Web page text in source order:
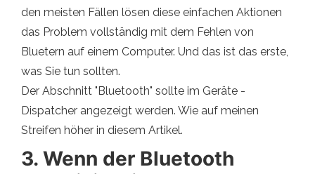
den meisten Fällen lösen diese einfachen Aktionen
das Problem vollständig mit dem Fehlen von
Bluetern auf einem Computer. Und das ist das erste,
was Sie tun sollten.
Der Abschnitt "Bluetooth" sollte im Geräte -
Dispatcher angezeigt werden. Wie auf meinen
Streifen höher in diesem Artikel.
3. Wenn der Bluetooth